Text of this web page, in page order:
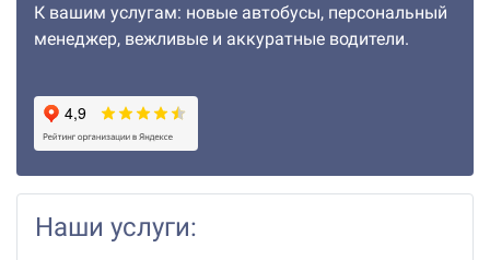
К вашим услугам: новые автобусы, персональный
менеджер, вежливые и аккуратные водители.
Наши услуги: